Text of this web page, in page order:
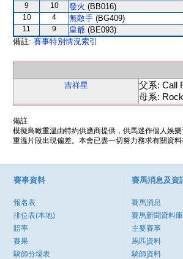
9 10 發火 (BB016)
10 4 無敵手 (BG409)
11 9 皇爺 (BE093)
備註: 賽事特別情況索引
吉祥星
父系: Call
母系:
備註
模擬鳥瞰重溫由特約供應商提供，供馬迷作個人娛
重溫片段出現偏差。本會已盡一切努力務求有關資
賽事資料
報名表
排位表(本地)
賠率
賽果
騎師分場表
賽馬消息及資
賽馬消息
賽馬新聞資料庫
主要賽事
馬匹資料
騎師資料